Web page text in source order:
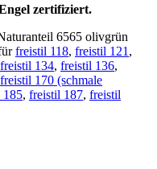
zertifiziert.
6565 olivgrün
freistil 118, freistil 121 ,
freistil 134, freistil 136,
freistil 170 (schmale
185, freistil 187, freistil